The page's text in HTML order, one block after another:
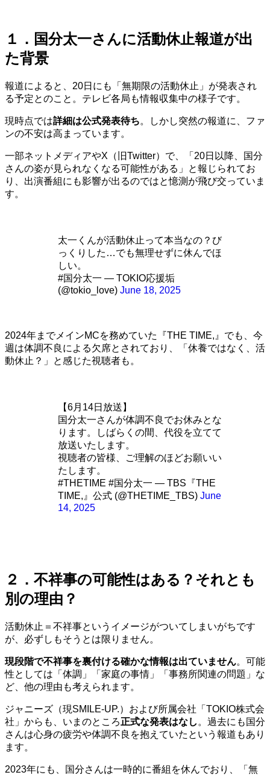
１．国分太一さんに活動休止報道が出
た背景
報道によると、20日にも「無期限の活動休止」が発表され
る予定とのこと。テレビ各局も情報収集中の様子です。
現時点では詳細は公式発表待ち。しかし突然の報道に、ファ
ンの不安は高まっています。
一部ネットメディアやX（旧Twitter）で、「20日以降、国分
さんの姿が見られなくなる可能性がある」と報じられてお
り、出演番組にも影響が出るのではと憶測が飛び交っていま
す。
太一くんが活動休止って本当なの？び
っくりした…でも無理せずに休んでほ
しい。
#国分太一 — TOKIO応援垢
(@tokio_love) June 18, 2025
2024年までメインMCを務めていた『THE TIME,』でも、今
週は体調不良による欠席とされており、「休養ではなく、活
動休止？」と感じた視聴者も。
【6月14日放送】
国分太一さんが体調不良でお休みとな
ります。しばらくの間、代役を立てて
放送いたします。
視聴者の皆様、ご理解のほどお願いい
たします。
#THETIME #国分太一 — TBS『THE
TIME,』公式 (@THETIME_TBS) June
14, 2025
２．不祥事の可能性はある？それとも
別の理由？
活動休止＝不祥事というイメージがついてしまいがちです
が、必ずしもそうとは限りません。
現段階で不祥事を裏付ける確かな情報は出ていません。可能
性としては「体調」「家庭の事情」「事務所関連の問題」な
ど、他の理由も考えられます。
ジャニーズ（現SMILE-UP.）および所属会社「TOKIO株式会
社」からも、いまのところ正式な発表はなし 。過去にも国分
さんは心身の疲労や体調不良を抱えていたという報道もあり
ます。
2023年にも、国分さんは一時的に番組を休んでおり、「無